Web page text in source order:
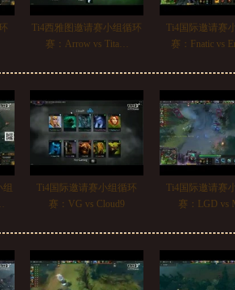
Ti4西雅图邀请赛小组循环
赛：Arrow vs Tita…
Ti4国际邀请赛
赛：Fnatic vs
Ti4国际邀请赛小组循环
赛：VG vs Cloud9
Ti4国际邀请赛
赛：LGD vs